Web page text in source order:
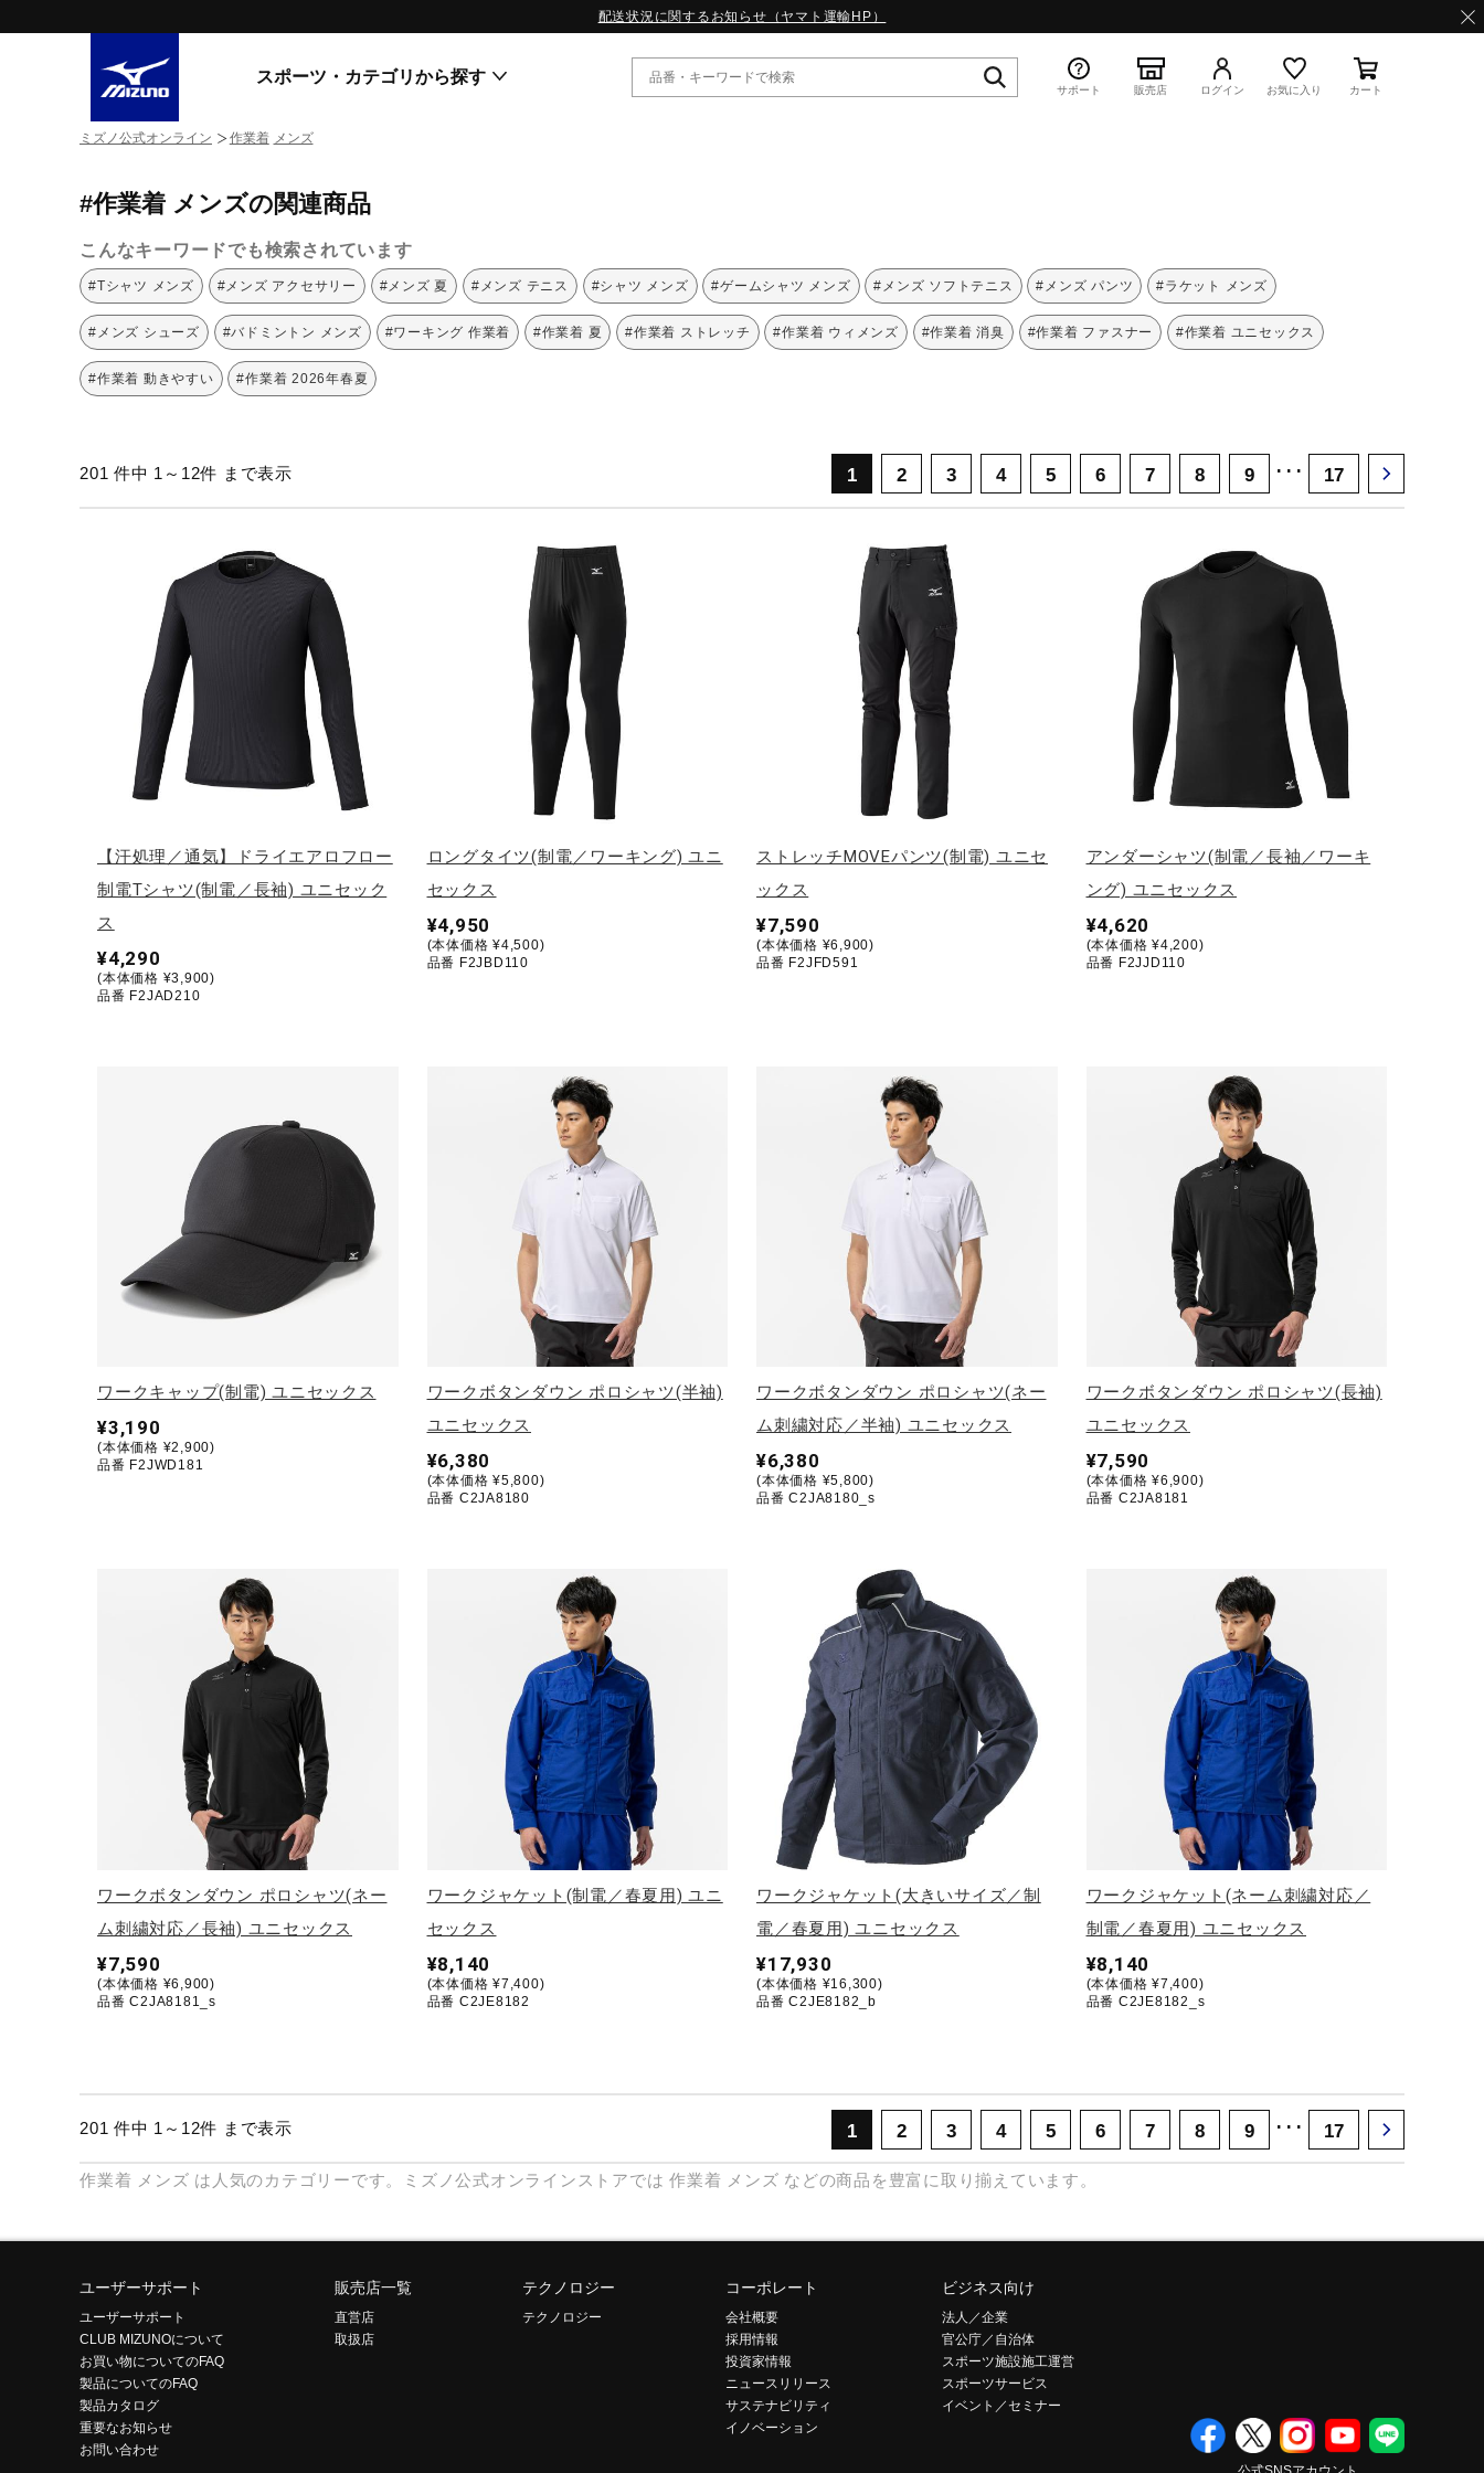
配送状況に関するお知らせ（ヤマト運輸HP）
スポーツ・カテゴリから探す
ライフスタイルウエア
ランニング
サッカー／フットサル
トレーニング
野球
バレーボール
ソフトボール
ウィンタースポーツ
ワーキング
ライフスタイルグッズ
インナー
寝具／ミズノスリープ
アウトドア／レイン
コラボ／ライセンス
その他
WAVE PROPHECY
MORELIA LS
WAVE RIDER
MXR
ゴアテックス
コラボレーション
その他シリーズ
W.PROPHECY1｜特集
WP MAGIC MITA｜特集
WP STRAP｜特集
スペシャルカラーパック｜特集
サポート 販売店 ログイン お気に入り カート
ミズノ公式オンライン 作業着 メンズ
#作業着 メンズの関連商品
こんなキーワードでも検索されています
#Tシャツ メンズ #メンズ アクセサリー #メンズ 夏 #メンズ テニス #シャツ メンズ #ゲームシャツ メンズ #メンズ ソフトテニス #メンズ パンツ #ラケット メンズ
#メンズ シューズ #バドミントン メンズ #ワーキング 作業着 #作業着 夏 #作業着 ストレッチ #作業着 ウィメンズ #作業着 消臭 #作業着 ファスナー #作業着 ユニセックス
#作業着 動きやすい #作業着 2026年春夏
201 件中 1～12件 まで表示 1 2 3 4 5 6 7 8 9 ･･･ 17
【汗処理／通気】ドライエアロフロー
制電Tシャツ(制電／長袖) ユニセック
ス
¥4,290
(本体価格 ¥3,900)
品番 F2JAD210
ロングタイツ(制電／ワーキング) ユニ
セックス
¥4,950
(本体価格 ¥4,500)
品番 F2JBD110
ストレッチMOVEパンツ(制電) ユニセ
ックス
¥7,590
(本体価格 ¥6,900)
品番 F2JFD591
アンダーシャツ(制電／長袖／ワーキ
ング) ユニセックス
¥4,620
(本体価格 ¥4,200)
品番 F2JJD110
ワークキャップ(制電) ユニセックス
¥3,190
(本体価格 ¥2,900)
品番 F2JWD181
ワークボタンダウン ポロシャツ(半袖)
ユニセックス
¥6,380
(本体価格 ¥5,800)
品番 C2JA8180
ワークボタンダウン ポロシャツ(ネー
ム刺繍対応／半袖) ユニセックス
¥6,380
(本体価格 ¥5,800)
品番 C2JA8180_s
ワークボタンダウン ポロシャツ(長袖)
ユニセックス
¥7,590
(本体価格 ¥6,900)
品番 C2JA8181
ワークボタンダウン ポロシャツ(ネー
ム刺繍対応／長袖) ユニセックス
¥7,590
(本体価格 ¥6,900)
品番 C2JA8181_s
ワークジャケット(制電／春夏用) ユニ
セックス
¥8,140
(本体価格 ¥7,400)
品番 C2JE8182
ワークジャケット(大きいサイズ／制
電／春夏用) ユニセックス
¥17,930
(本体価格 ¥16,300)
品番 C2JE8182_b
ワークジャケット(ネーム刺繍対応／
制電／春夏用) ユニセックス
¥8,140
(本体価格 ¥7,400)
品番 C2JE8182_s
201 件中 1～12件 まで表示 1 2 3 4 5 6 7 8 9 ･･･ 17
作業着 メンズ は人気のカテゴリーです。ミズノ公式オンラインストアでは 作業着 メンズ などの商品を豊富に取り揃えています。
ユーザーサポート
ユーザーサポート
CLUB MIZUNOについて
お買い物についてのFAQ
製品についてのFAQ
製品カタログ
重要なお知らせ
お問い合わせ
販売店一覧
直営店
取扱店
テクノロジー
テクノロジー
コーポレート
会社概要
採用情報
投資家情報
ニュースリリース
サステナビリティ
イノベーション
ビジネス向け
法人／企業
官公庁／自治体
スポーツ施設施工運営
スポーツサービス
イベント／セミナー